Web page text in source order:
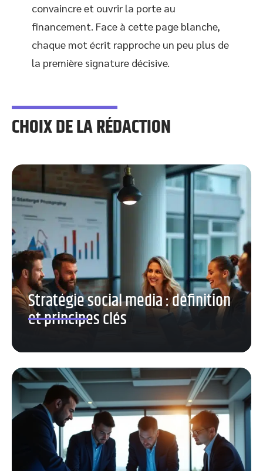
convaincre et ouvrir la porte au
financement. Face à cette page blanche,
chaque mot écrit rapproche un peu plus de
la première signature décisive.
CHOIX DE LA RÉDACTION
Stratégie social media : définition
et principes clés